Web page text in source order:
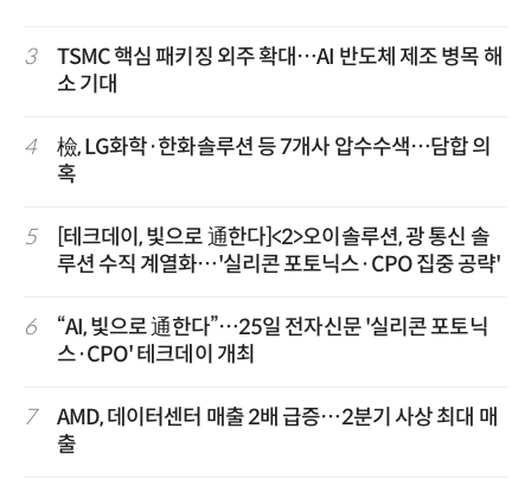
3
TSMC 핵심 패키징 외주 확대…AI 반도체 제조 병목 해
소 기대
4
檢, LG화학·한화솔루션 등 7개사 압수수색…담합 의
혹
5
[테크데이, 빛으로 通한다]<2>오이솔루션, 광 통신 솔
루션 수직 계열화…'실리콘 포토닉스·CPO 집중 공략'
6
“AI, 빛으로 通한다”…25일 전자신문 '실리콘 포토닉
스·CPO' 테크데이 개최
7
AMD, 데이터센터 매출 2배 급증…2분기 사상 최대 매
출